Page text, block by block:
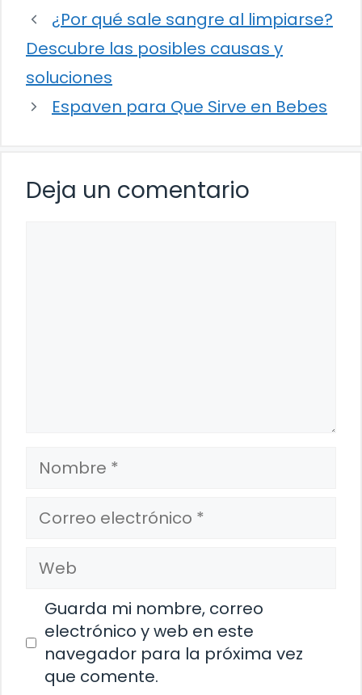
¿Por qué sale sangre al limpiarse?
Descubre las posibles causas y
soluciones
Espaven para Que Sirve en Bebes
Deja un comentario
Nombre
Correo
electrónico
Web
Guarda mi nombre, correo
electrónico y web en este
navegador para la próxima vez
que comente.